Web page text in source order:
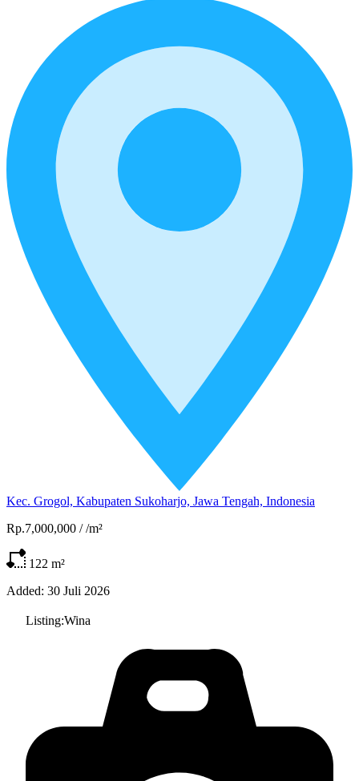
Kec. Grogol, Kabupaten Sukoharjo, Jawa Tengah, Indonesia
Rp.7,000,000 / /m²
122 m²
Added: 30 Juli 2026
Listing:Wina